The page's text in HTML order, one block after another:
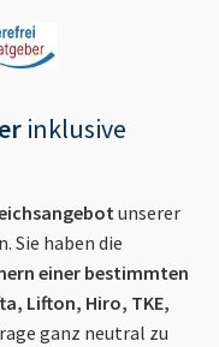
inklusive
unserer
Sie haben die
einer bestimmten
Lifton, Hiro, TKE,
ganz neutral zu